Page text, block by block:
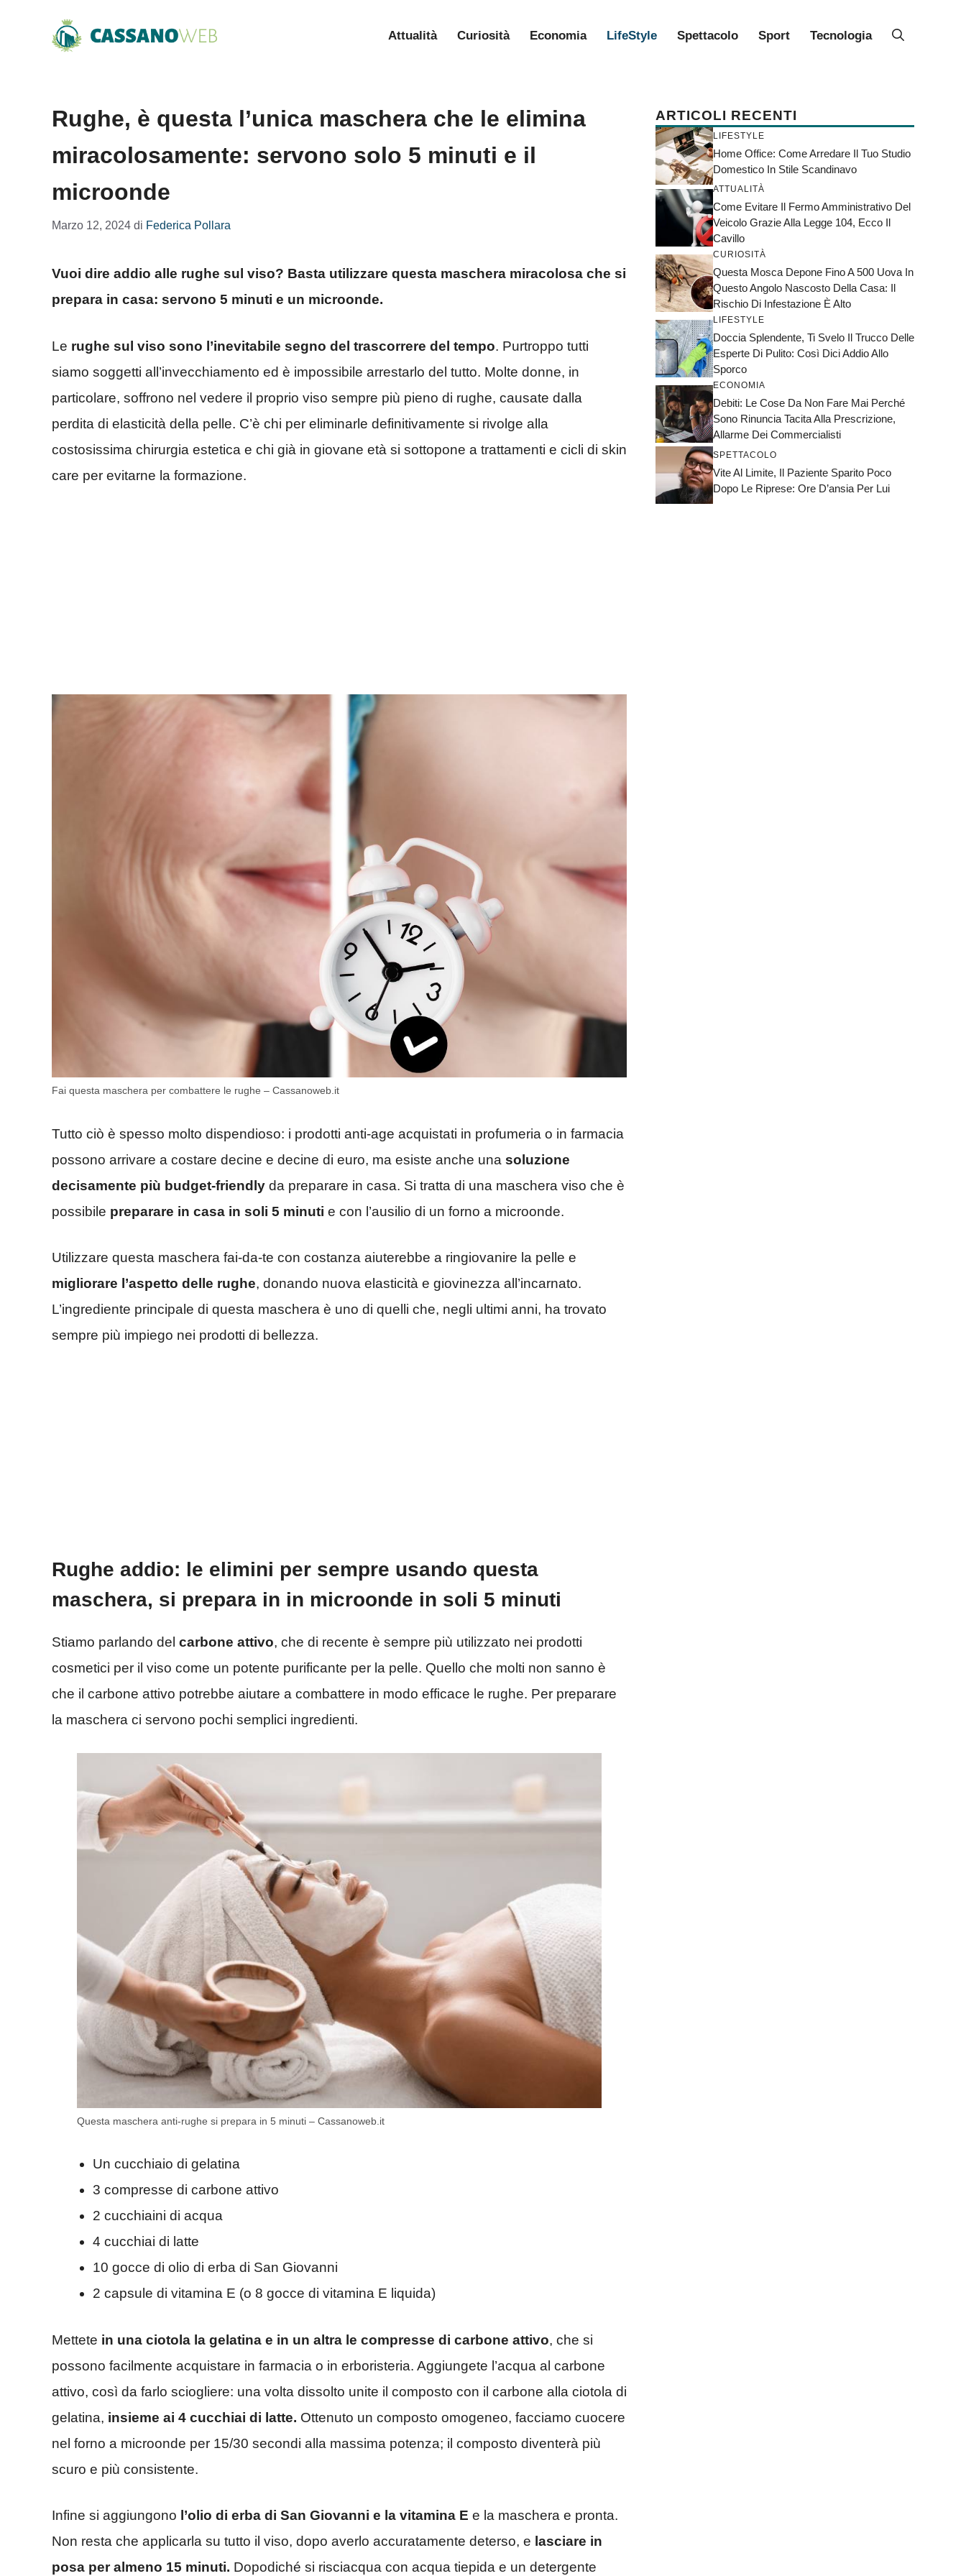
Attualità Curiosità Economia LifeStyle Spettacolo Sport Tecnologia
Rughe, è questa l’unica maschera che le elimina
miracolosamente: servono solo 5 minuti e il
microonde
Marzo 12, 2024 di Federica Pollara
Vuoi dire addio alle rughe sul viso? Basta utilizzare questa maschera miracolosa che si
prepara in casa: servono 5 minuti e un microonde.
Le rughe sul viso sono l’inevitabile segno del trascorrere del tempo. Purtroppo tutti
siamo soggetti all’invecchiamento ed è impossibile arrestarlo del tutto. Molte donne, in
particolare, soffrono nel vedere il proprio viso sempre più pieno di rughe, causate dalla
perdita di elasticità della pelle. C’è chi per eliminarle definitivamente si rivolge alla
costosissima chirurgia estetica e chi già in giovane età si sottopone a trattamenti e cicli di skin
care per evitarne la formazione.
Fai questa maschera per combattere le rughe – Cassanoweb.it
Tutto ciò è spesso molto dispendioso: i prodotti anti-age acquistati in profumeria o in farmacia
possono arrivare a costare decine e decine di euro, ma esiste anche una soluzione
decisamente più budget-friendly da preparare in casa. Si tratta di una maschera viso che è
possibile preparare in casa in soli 5 minuti e con l’ausilio di un forno a microonde.
Utilizzare questa maschera fai-da-te con costanza aiuterebbe a ringiovanire la pelle e
migliorare l’aspetto delle rughe, donando nuova elasticità e giovinezza all’incarnato.
L’ingrediente principale di questa maschera è uno di quelli che, negli ultimi anni, ha trovato
sempre più impiego nei prodotti di bellezza.
Rughe addio: le elimini per sempre usando questa
maschera, si prepara in in microonde in soli 5 minuti
Stiamo parlando del carbone attivo, che di recente è sempre più utilizzato nei prodotti
cosmetici per il viso come un potente purificante per la pelle. Quello che molti non sanno è
che il carbone attivo potrebbe aiutare a combattere in modo efficace le rughe. Per preparare
la maschera ci servono pochi semplici ingredienti.
Questa maschera anti-rughe si prepara in 5 minuti – Cassanoweb.it
Un cucchiaio di gelatina
3 compresse di carbone attivo
2 cucchiaini di acqua
4 cucchiai di latte
10 gocce di olio di erba di San Giovanni
2 capsule di vitamina E (o 8 gocce di vitamina E liquida)
Mettete in una ciotola la gelatina e in un altra le compresse di carbone attivo, che si
possono facilmente acquistare in farmacia o in erboristeria. Aggiungete l’acqua al carbone
attivo, così da farlo sciogliere: una volta dissolto unite il composto con il carbone alla ciotola di
gelatina, insieme ai 4 cucchiai di latte. Ottenuto un composto omogeneo, facciamo cuocere
nel forno a microonde per 15/30 secondi alla massima potenza; il composto diventerà più
scuro e più consistente.
Infine si aggiungono l’olio di erba di San Giovanni e la vitamina E e la maschera e pronta.
Non resta che applicarla su tutto il viso, dopo averlo accuratamente deterso, e lasciare in
posa per almeno 15 minuti. Dopodiché si risciacqua con acqua tiepida e un detergente
ARTICOLI RECENTI
LIFESTYLE
Home Office: Come Arredare Il Tuo Studio
Domestico In Stile Scandinavo
ATTUALITÀ
Come Evitare Il Fermo Amministrativo Del
Veicolo Grazie Alla Legge 104, Ecco Il
Cavillo
CURIOSITÀ
Questa Mosca Depone Fino A 500 Uova In
Questo Angolo Nascosto Della Casa: Il
Rischio Di Infestazione È Alto
LIFESTYLE
Doccia Splendente, Ti Svelo Il Trucco Delle
Esperte Di Pulito: Così Dici Addio Allo
Sporco
ECONOMIA
Debiti: Le Cose Da Non Fare Mai Perché
Sono Rinuncia Tacita Alla Prescrizione,
Allarme Dei Commercialisti
SPETTACOLO
Vite Al Limite, Il Paziente Sparito Poco
Dopo Le Riprese: Ore D’ansia Per Lui